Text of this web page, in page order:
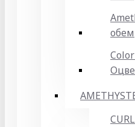
обем